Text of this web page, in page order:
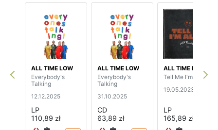
ALL TIME LOW
Everybody's
Talking
12.12.2025
LP
110,89 zł
ALL TIME LOW
Everybody's
Talking
31.10.2025
CD
63,89 zł
ALL TIME LOW
Tell Me I'm Alive
19.05.2023
LP
165,89 zł